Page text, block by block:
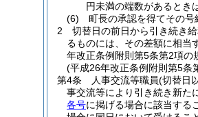
円未満の端数があるとき
(6)
町長の承認を得てその
2
切替日の前日から引き続き
るものには、その差額に相当
年改正条例附則第5条第2項の
(平成26年改正条例附則第5条
第4条
人事交流等職員(切替日
事交流等により引き続き新た
各号に掲げる場合に該当する